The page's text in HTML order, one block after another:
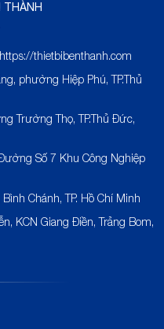
THÀNH
https://thietbibenthanh.com
phường Hiệp Phú, TP.Thủ
Trường Thọ, TP.Thủ Đức,
Số 7 Khu Công Nghiệp
Chánh, TP. Hồ Chí Minh
KCN Giang Điền, Trảng Bom,